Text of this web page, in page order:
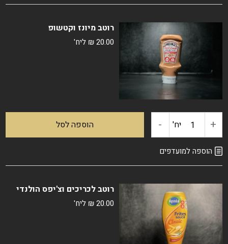
האיים
רוטב מיונז וקטשופ
₪20.00 ליח'
+ כמות
של
וקטשופ
יח' - הוספה לסל
הוספה למועדפים
רוטב לכריכים וצ'יפס הולנדי
₪20.00 ליח'